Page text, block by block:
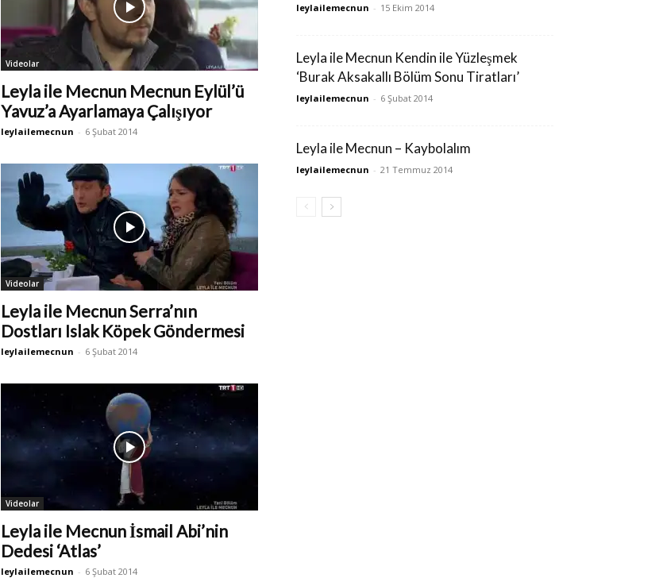
Videolar
Leyla ile Mecnun Mecnun Eylül’ü
Yavuz’a Ayarlamaya Çalışıyor
leylailemecnun - 6 Şubat 2014
Videolar
Leyla ile Mecnun Serra’nın
Dostları Islak Köpek Göndermesi
leylailemecnun - 6 Şubat 2014
Videolar
Leyla ile Mecnun İsmail Abi’nin
Dedesi ‘Atlas’
leylailemecnun - 6 Şubat 2014
leylailemecnun - 15 Ekim 2014
Leyla ile Mecnun Kendin ile Yüzleşmek
‘Burak Aksakallı Bölüm Sonu Tiratları’
leylailemecnun - 6 Şubat 2014
Leyla ile Mecnun – Kaybolalım
leylailemecnun - 21 Temmuz 2014